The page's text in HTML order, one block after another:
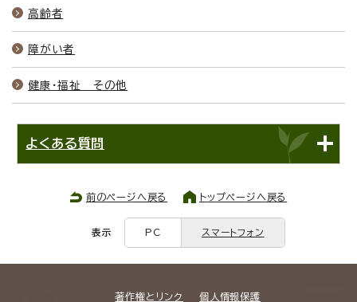
高齢者
障がい者
健康・福祉 その他
よくある質問
前のページへ戻る トップページへ戻る
表示 PC スマートフォン
著作権とリンク 個人情報保護